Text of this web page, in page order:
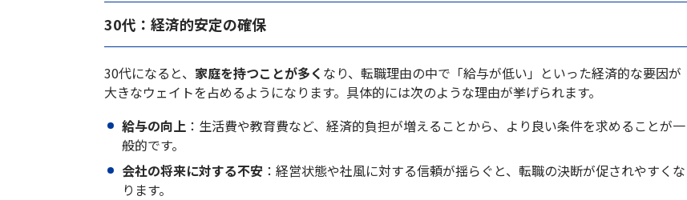
30代：経済的安定の確保
30代になると、家庭を持つことが多く なり、転職理由の中で「給与が低い」といった経済的な要因が
大きなウェイトを占めるようになります。具体的には次のような理由が挙げられます。
給与の向上 ：生活費や教育費など、経済的負担が増えることから、より良い条件を求めることが一
般的です。
会社の将来に対する不安 ：経営状態や社風に対する信頼が揺らぐと、転職の決断が促されやすくな
ります。